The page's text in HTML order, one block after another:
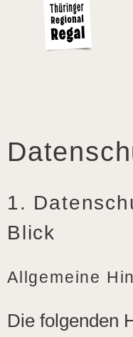
1.
Blick
Allgemeine
Die folgenden